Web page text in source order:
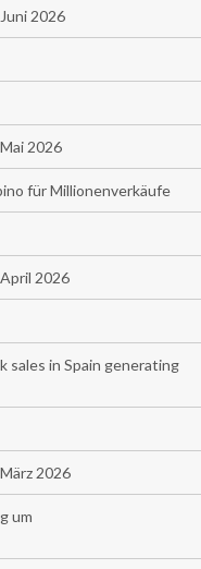
2026
2026
für Millionenverkäufe
2026
sales in Spain generating
2026
um